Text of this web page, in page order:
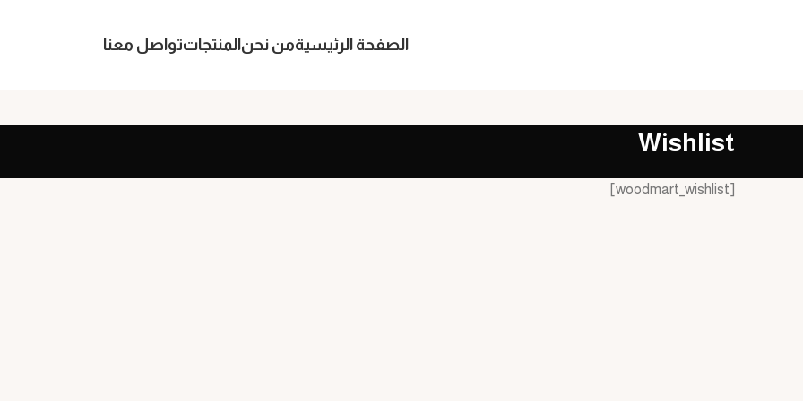
الصفحة الرئيسيةمن نحنالمنتجاتتواصل معنا
Wishlist
[woodmart_wishlist]